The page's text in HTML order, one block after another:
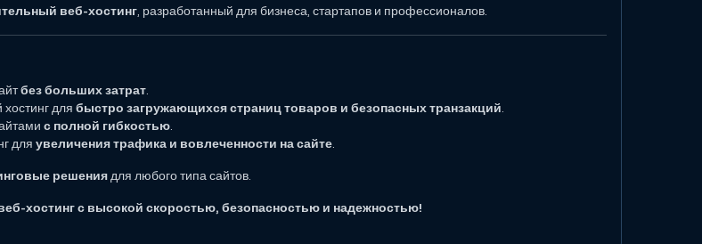
веб-хостинг, разработанный для бизнеса, стартапов и профессионалов.
без больших затрат.
длябыстро загружающихся страниц товаров и безопасных транзакций.
с полной гибкостью.
дляувеличения трафика и вовлеченности на сайте.
решениядля любого типа сайтов.
хостинг с высокой скоростью, безопасностью и надежностью!